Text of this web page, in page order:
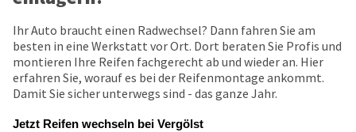
Ihr Auto braucht einen Radwechsel? Dann fahren Sie am
besten in eine Werkstatt vor Ort. Dort beraten Sie Profis und
montieren Ihre Reifen fachgerecht ab und wieder an. Hier
erfahren Sie, worauf es bei der Reifenmontage ankommt.
Damit Sie sicher unterwegs sind - das ganze Jahr.
Jetzt Reifen wechseln bei Vergölst